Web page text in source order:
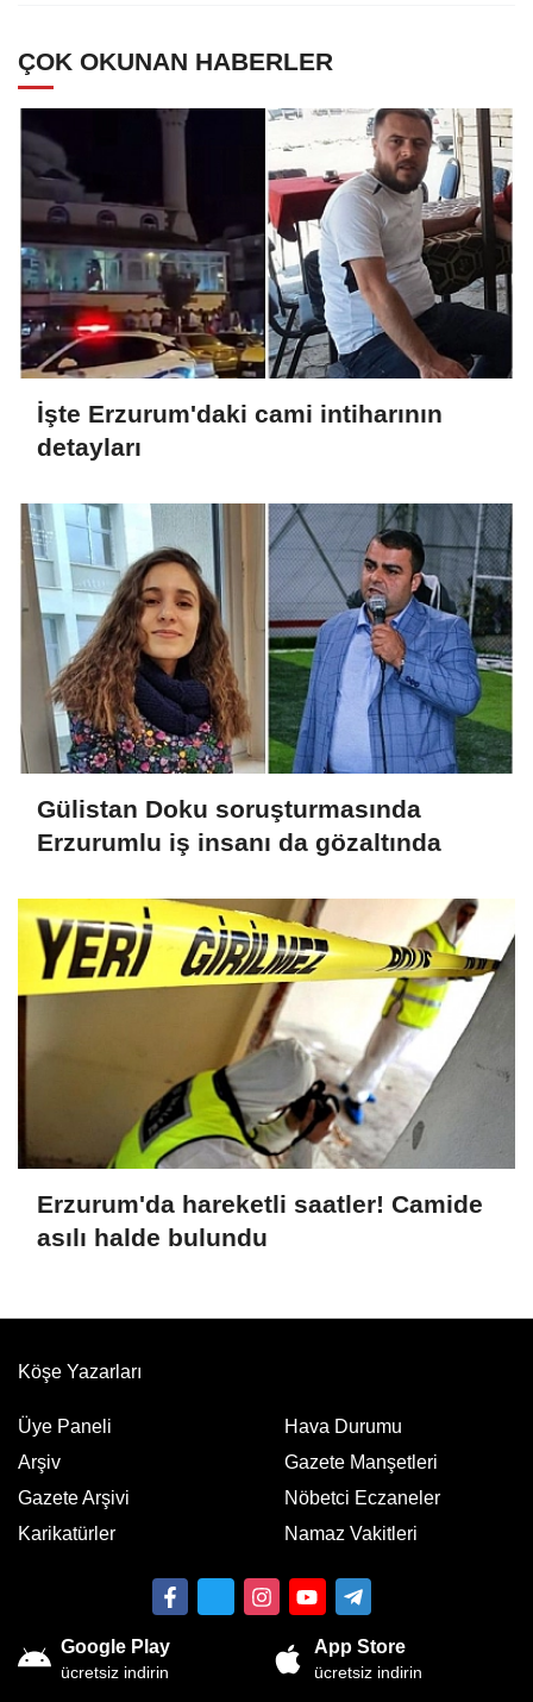
ÇOK OKUNAN HABERLER
İşte Erzurum'daki cami intiharının
detayları
Gülistan Doku soruşturmasında
Erzurumlu iş insanı da gözaltında
Erzurum'da hareketli saatler! Camide
asılı halde bulundu
Köşe Yazarları
Üye Paneli
Arşiv
Gazete Arşivi
Karikatürler
Hava Durumu
Gazete Manşetleri
Nöbetci Eczaneler
Namaz Vakitleri
Google Play
ücretsiz indirin
App Store
ücretsiz indirin